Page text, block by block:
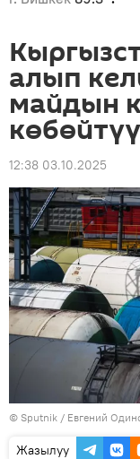
алып
майдын
12:38 03.10.2025
© Sputnik / Евгений
Жазылуу